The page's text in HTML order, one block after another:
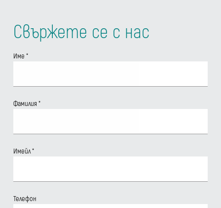
Свържете се с нас
Име*
Фамилия*
Имейл*
Телефон